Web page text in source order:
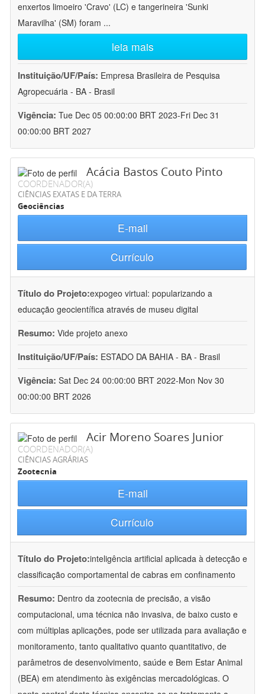
enxertos limoeiro 'Cravo' (LC) e tangerineira 'Sunki
Maravilha' (SM) foram ...
leia mais
Instituição/UF/País: Empresa Brasileira de Pesquisa
Agropecuária - BA - Brasil
Vigência: Tue Dec 05 00:00:00 BRT 2023-Fri Dec 31
00:00:00 BRT 2027
Acácia Bastos Couto Pinto
COORDENADOR(A)
CIÊNCIAS EXATAS E DA TERRA
Geociências
E-mail
Currículo
Título do Projeto:expogeo virtual: popularizando a
educação geocientífica através de museu digital
Resumo: Vide projeto anexo
Instituição/UF/País: ESTADO DA BAHIA - BA - Brasil
Vigência: Sat Dec 24 00:00:00 BRT 2022-Mon Nov 30
00:00:00 BRT 2026
Acir Moreno Soares Junior
COORDENADOR(A)
CIÊNCIAS AGRÁRIAS
Zootecnia
E-mail
Currículo
Título do Projeto:inteligência artificial aplicada à detecção e
classificação comportamental de cabras em confinamento
Resumo: Dentro da zootecnia de precisão, a visão
computacional, uma técnica não invasiva, de baixo custo e
com múltiplas aplicações, pode ser utilizada para avaliação e
monitoramento, tanto qualitativo quanto quantitativo, de
parâmetros de desenvolvimento, saúde e Bem Estar Animal
(BEA) em atendimento às exigências mercadológicas. O